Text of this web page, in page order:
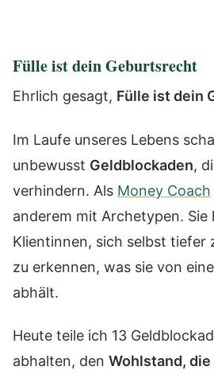
Fülle ist dein Geburtsrecht
Ehrlich gesagt, Fülle ist dein
Im Laufe unseres Lebens
unbewusst Geldblockaden,
verhindern. Als Money Coach
anderem mit Archetypen. Sie
Klientinnen, sich selbst tiefer
zu erkennen, was sie von
abhält.
Heute teile ich 13
abhalten, den Wohlstand,